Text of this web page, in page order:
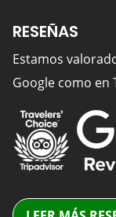
RESEÑAS
Estamos
Google como en